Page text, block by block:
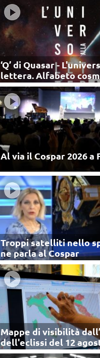
‘Q’ di Quasar -
lettera. Alfabeto
Al via il Cospar 2026 a
Troppi satelliti nello
ne parla al Cospar
Mappe di visibilità
dell'eclissi del 12